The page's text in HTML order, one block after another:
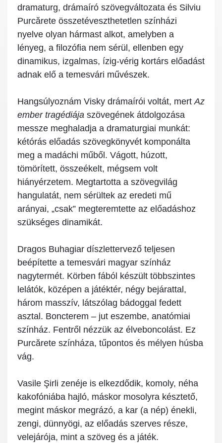
dramaturg, drámaíró szövegváltozata és Silviu
Purcărete összetéveszthetetlen színházi
nyelve olyan hármast alkot, amelyben a
lényeg, a filozófia nem sérül, ellenben egy
dinamikus, izgalmas, ízig-vérig kortárs előadást
adnak elő a temesvári művészek.
Hangsúlyoznám Visky drámaírói voltát, mertAz
ember tragédiája szövegének átdolgozása
messze meghaladja a dramaturgiai munkát:
kétórás előadás szövegkönyvét komponálta
meg a madáchi műből. Vágott, húzott,
tömörített, összeékelt, mégsem volt
hiányérzetem. Megtartotta a szövegvilág
hangulatát, nem sérültek az eredeti mű
arányai, „csak” megteremtette az előadáshoz
szükséges dinamikát.
Dragos Buhagiar díszlettervező teljesen
beépítette a temesvári magyar színház
nagytermét. Körben fából készült többszintes
lelátók, középen a játéktér, négy bejárattal,
három masszív, látszólag bádoggal fedett
asztal. Boncterem – jut eszembe, anatómiai
színház. Fentről nézzük az élveboncolást. Ez
Purcărete színháza, tűpontos és mélyen húsba
vág.
Vasile Şirli zenéje is elkezdődik, komoly, néha
kakofóniába hajló, máskor mosolyra késztető,
megint máskor megrázó, a kar (a nép) énekli,
zengi, dünnyögi, az előadás szerves része,
velejárója, mint a szöveg és a játék.